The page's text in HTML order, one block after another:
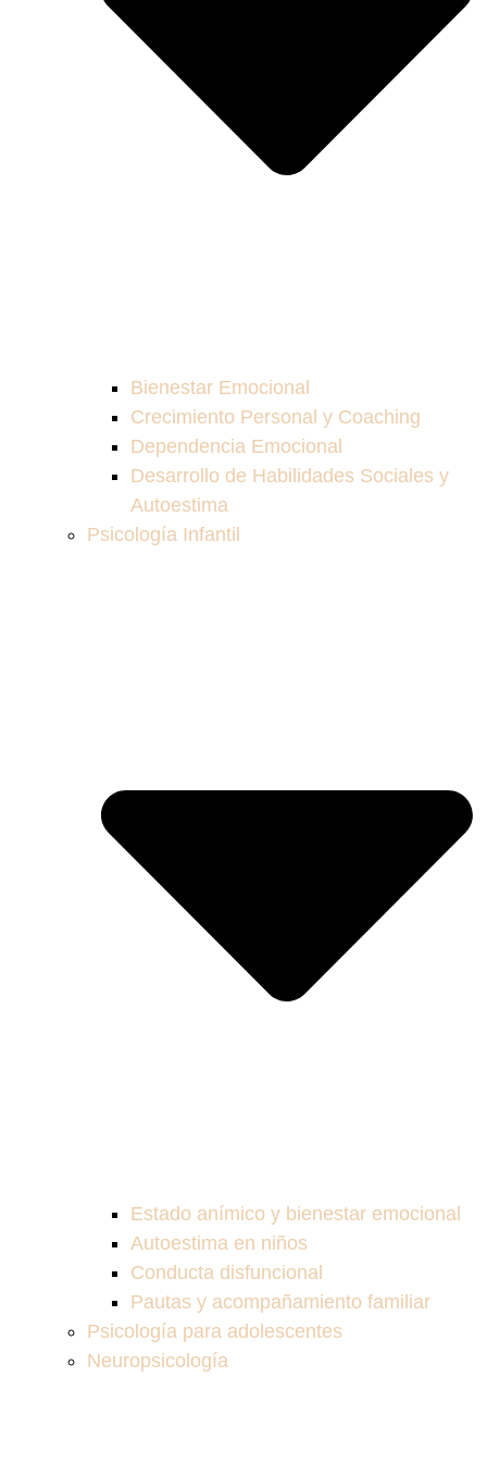
Bienestar Emocional
Crecimiento Personal y Coaching
Dependencia Emocional
Desarrollo de Habilidades Sociales y
Autoestima
Psicología Infantil
Estado anímico y bienestar emocional
Autoestima en niños
Conducta disfuncional
Pautas y acompañamiento familiar
Psicología para adolescentes
Neuropsicología